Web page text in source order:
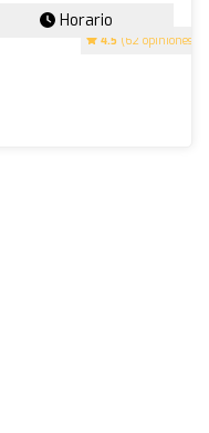
4.5 (62 opiniones)
Horario